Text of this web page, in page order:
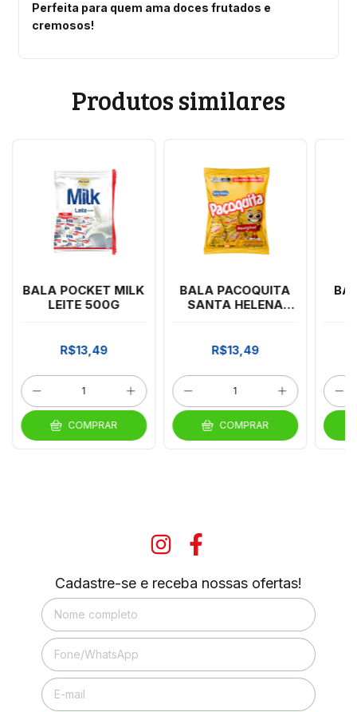
Perfeita para quem ama doces frutados e
cremosos!
Produtos similares
BALA POCKET MILK
LEITE 500G
R$13,49
COMPRAR
BALA PACOQUITA
SANTA HELENA
R$13,49
COMPRAR
Cadastre-se e receba nossas ofertas!